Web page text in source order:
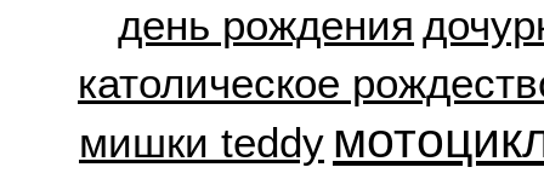
день рождения
католическое
мишки teddy